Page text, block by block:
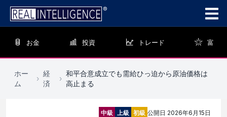
お金 投資 トレード 富
ホー
ム
›
経
済
›
和平合意成立でも需給ひっ迫から原油価格は
高止まる
中級 上級 初級 公開日 2026年6月15日